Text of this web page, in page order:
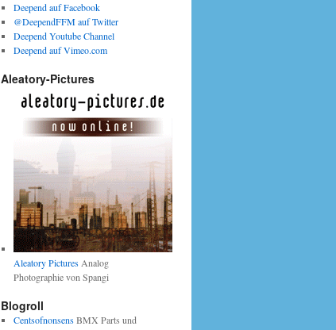
Deepend auf Facebook
@DeependFFM auf Twitter
Deepend Youtube Channel
Deepend auf Vimeo.com
Aleatory-Pictures
Aleatory PicturesAnalog
Photographie von Spangi
Blogroll
CentsofnonsensBMX Parts und